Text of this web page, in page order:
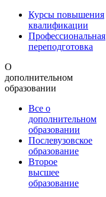
Курсы повышения
квалификации
Профессиональная
переподготовка
О
дополнительном
образовании
Все о
дополнительном
образовании
Послевузовское
образование
Второе
высшее
образование